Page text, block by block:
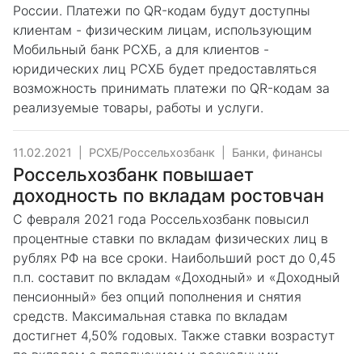
России. Платежи по QR-кодам будут доступны
клиентам - физическим лицам, использующим
Мобильный банк РСХБ, а для клиентов -
юридических лиц РСХБ будет предоставляться
возможность принимать платежи по QR-кодам за
реализуемые товары, работы и услуги.
11.02.2021 РСХБ/Россельхозбанк Банки, финансы
Россельхозбанк повышает
доходность по вкладам ростовчан
С февраля 2021 года Россельхозбанк повыcил
процентные ставки по вкладам физических лиц в
рублях РФ на все сроки. Наибольший рост до 0,45
п.п. составит по вкладам «Доходный» и «Доходный
пенсионный» без опций пополнения и снятия
средств. Максимальная ставка по вкладам
достигнет 4,50% годовых. Также ставки возрастут